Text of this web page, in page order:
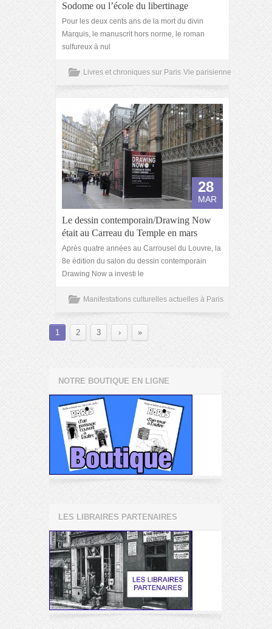
Sodome ou l’école du libertinage
Pour les deux cents ans de la mort du divin
Marquis, le manuscrit hors norme, le roman
sulfureux à nul
Livres et chroniques sur Paris Vie parisienne
28
MAR
Le dessin contemporain/Drawing Now
était au Carreau du Temple en mars
Après quatre années au Carrousel du Louvre, la
8e édition du salon du dessin contemporain
Drawing Now a investi le
Manifestations culturelles actuelles à Paris
1 2 3 › »
NOTRE BOUTIQUE EN LIGNE
LES LIBRAIRES PARTENAIRES